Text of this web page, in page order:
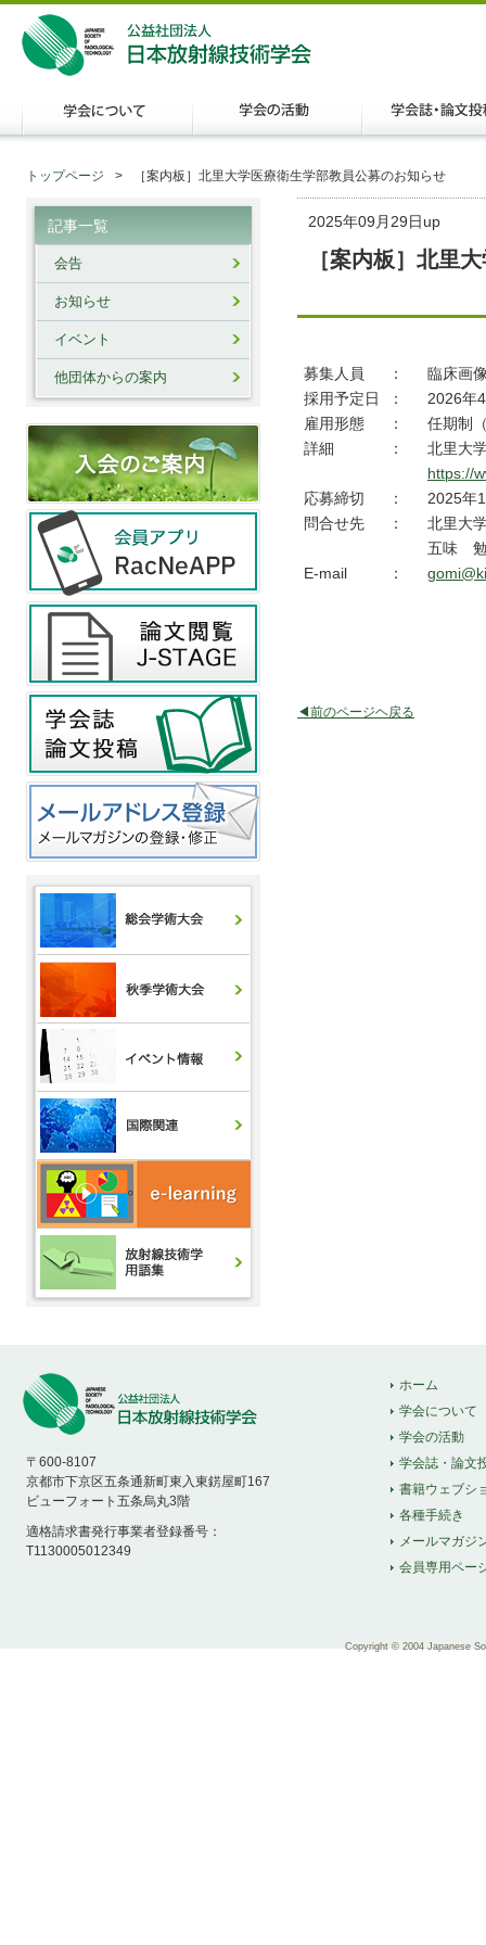
トップページ ［案内板］北里大学医療衛生学部教員公募のお知らせ
2025年09月29日up
［案内板］北里
募集人員 ：
臨床画
採用予定日
：
2026年
雇用形態
：
任期制
詳細
：
北里大
https://
応募締切
：
2025年
問合せ先
：
北里大
五味
E-mail
：
◀前のページヘ戻る
記事一覧
会告
お知らせ
イベント
他団体からの案内
ホーム
学会について
学会の活動
学会誌・論文
書籍ウェブシ
各種手続き
メールマガジ
会員専用ペー
〒600-8107
京都市下京区五条通新町東入東錺屋町167
ビューフォート五条烏丸3階
適格請求書発行事業者登録番号：
T1130005012349
Copyright © 2004 Japanese